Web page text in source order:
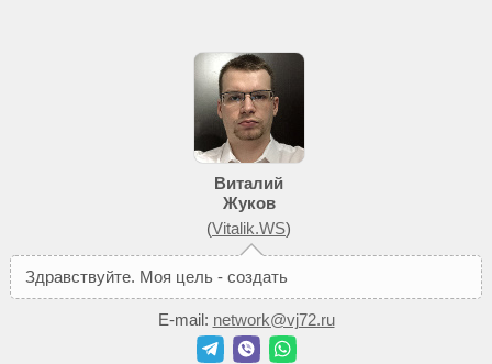
Виталий
Жуков
(Vitalik.WS)
Здравствуйте. Моя цель - создать
E-mail: network@vj72.ru